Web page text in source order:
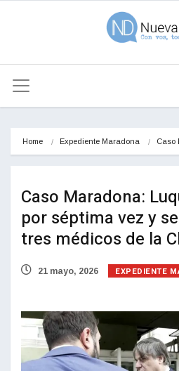
Home Expediente Maradona Caso
Caso Maradona:
por séptima vez y
tres médicos de la
21 mayo, 2026 EXPEDIENTE